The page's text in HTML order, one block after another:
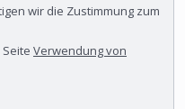
wir die Zustimmung zum
Verwendung von